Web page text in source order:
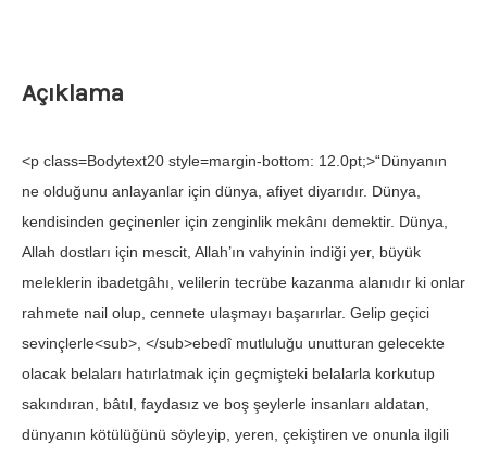
Açıklama
<p class=Bodytext20 style=margin-bottom: 12.0pt;>“Dünyanın
ne olduğunu anlayanlar için dünya, afiyet diyarıdır. Dünya,
kendisinden geçinenler için zenginlik mekânı demektir. Dünya,
Allah dostları için mescit, Allah’ın vahyinin indiği yer, büyük
meleklerin ibadetgâhı, velilerin tecrübe kazanma alanıdır ki onlar
rahmete nail olup, cennete ulaşmayı başarırlar. Gelip geçici
sevinçlerle<sub>, </sub>ebedî mutluluğu unutturan gelecekte
olacak belaları hatırlatmak için geçmişteki belalarla korkutup
sakındıran, bâtıl, faydasız ve boş şeylerle insanları aldatan,
dünyanın kötülüğünü söyleyip, yeren, çekiştiren ve onunla ilgili